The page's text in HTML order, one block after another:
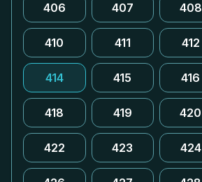
406 407 408
410 411 412
414 415 416
418 419 420
422 423 424